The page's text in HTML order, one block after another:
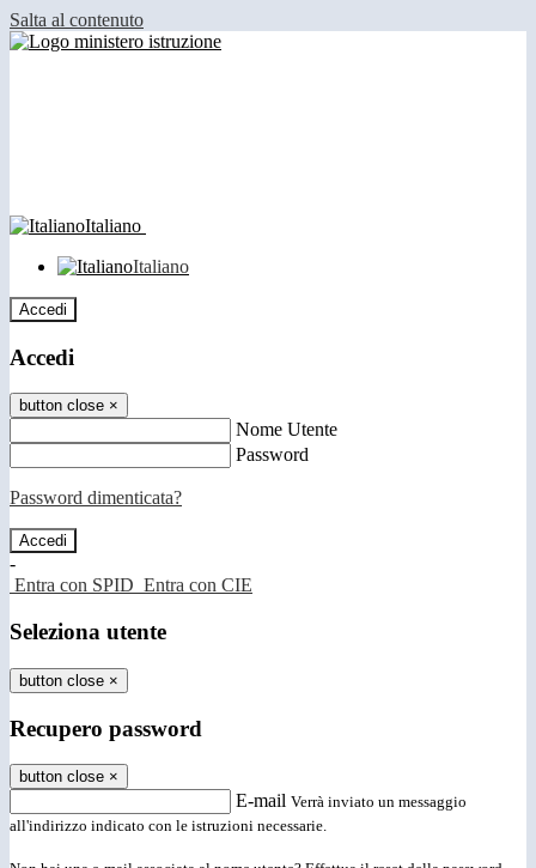
Salta al contenuto
Italiano
Italiano
Accedi
Accedi
button close ×
Nome Utente
Password
Password dimenticata?
-
Entra con SPID Entra con CIE
Seleziona utente
button close ×
Recupero password
button close ×
E-mail Verrà inviato un messaggio
all'indirizzo indicato con le istruzioni necessarie.